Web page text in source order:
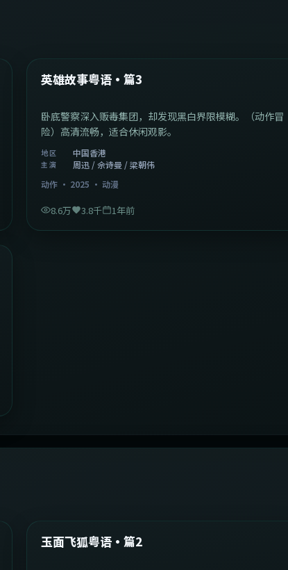
热门
英雄故事粤语·篇3
卧底警察深入贩毒集团，却发现黑白界限模糊。（动作冒
险）高清流畅，适合休闲观影。
地区 中国香港
主演
周迅 / 佘诗曼 / 梁朝伟
动作 · 2025 ·动漫
8.6万 3.8千 1年前
最新
玉面飞狐粤语·篇2